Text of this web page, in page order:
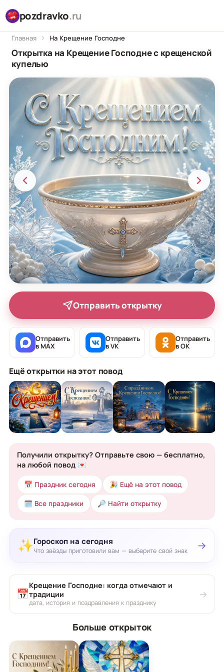
pozdravko.ru
Главная На Крещение Господне
Открытка на Крещение Господне с крещенской
купелью
Отправить открытку
Отправить
в MAX
Отправить
в VK
Отправить
в OK
Ещё открытки на этот повод
Получили открытку? Отправьте свою — бесплатно,
на любой повод 💌
📅 Праздник сегодня 🎉 Ещё на этот повод
🗓 Все праздники 🔎 Найти открытку
✨Гороскоп на сегодня
Что звёзды приготовили вам — выберите свой знак →
📅
Крещение Господне: когда отмечают и
традиции
дата, история и поздравления к празднику
→
Больше открыток